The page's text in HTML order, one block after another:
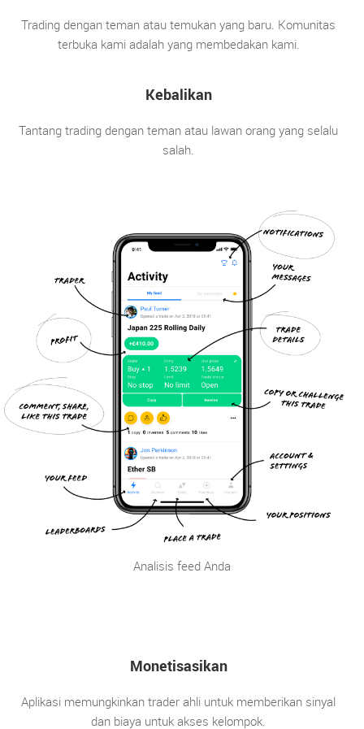
Trading dengan teman atau temukan yang baru. Komunitas
terbuka kami adalah yang membedakan kami.
Kebalikan
Tantang trading dengan teman atau lawan orang yang selalu
salah.
Analisis feed Anda
Monetisasikan
Aplikasi memungkinkan trader ahli untuk memberikan sinyal
dan biaya untuk akses kelompok.